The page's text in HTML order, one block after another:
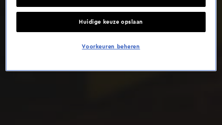
Huidige keuze opslaan
Voorkeuren beheren